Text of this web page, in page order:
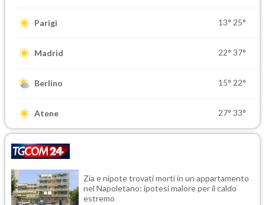
Parigi 13° 25°
Madrid 22° 37°
Berlino 15° 22°
Atene 27° 33°
Zia e nipote trovati morti in un appartamento
nel Napoletano: ipotesi malore per il caldo
estremo